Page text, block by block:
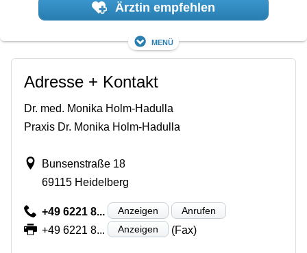
Ärztin empfehlen
Menü
Adresse + Kontakt
Dr. med. Monika Holm-Hadulla
Praxis Dr. Monika Holm-Hadulla
Bunsenstraße 18
69115 Heidelberg
+49 6221 8... Anzeigen Anrufen
+49 6221 8... Anzeigen (Fax)